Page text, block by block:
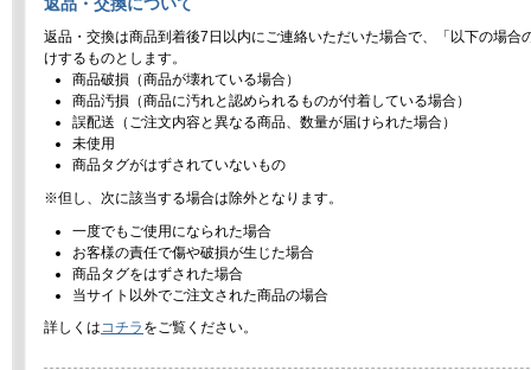
返品・交換について
返品・交換は商品到着後7日以内にご連絡いただいた場合で、「以下の場合
けするものとします。
商品破損（商品が壊れている場合）
商品汚損（商品に汚れと認められるものが付着している場合）
誤配送（ご注文内容と異なる商品、数量が届けられた場合）
未使用
商品タグがはずされていないもの
※但し、次に該当する場合は除外となります。
一度でもご使用になられた場合
お客様の責任で傷や破損が生じた場合
商品タグをはずされた場合
当サイト以外でご注文された商品の場合
詳しくはコチラ をご覧ください。